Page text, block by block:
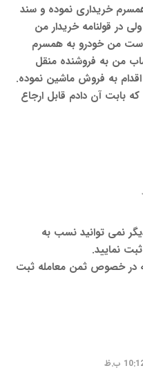
خریداری نموده و سند
در قولنامه خریدار من
من خودرو به همسرم
من به فروشنده منقل
به فروش ماشین نموده.
که بابت آن دادم قابل ارجاع
نمی توانید نسب به
نمایید.
در خصوص ثمن معامله ثبت